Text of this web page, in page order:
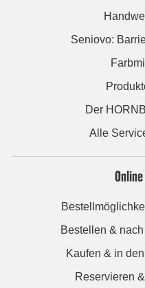
Seniovo:
Der
Alle
Bestellen &
Kaufen & in
Reservieren